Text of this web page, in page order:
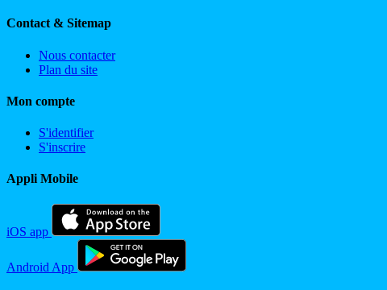
Contact & Sitemap
Nous contacter
Plan du site
Mon compte
S'identifier
S'inscrire
Appli Mobile
iOS app
Android App